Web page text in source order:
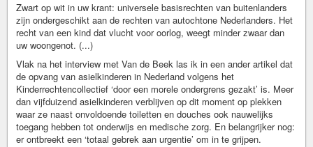
Zwart op wit in uw krant: universele basisrechten van buitenlanders
zijn ondergeschikt aan de rechten van autochtone Nederlanders. Het
recht van een kind dat vlucht voor oorlog, weegt minder zwaar dan
uw woongenot. (...)
Vlak na het interview met Van de Beek las ik in een ander artikel dat
de opvang van asielkinderen in Nederland volgens het
Kinderrechtencollectief ‘door een morele ondergrens gezakt’ is. Meer
dan vijfduizend asielkinderen verblijven op dit moment op plekken
waar ze naast onvoldoende toiletten en douches ook nauwelijks
toegang hebben tot onderwijs en medische zorg. En belangrijker nog:
er ontbreekt een ‘totaal gebrek aan urgentie’ om in te grijpen.